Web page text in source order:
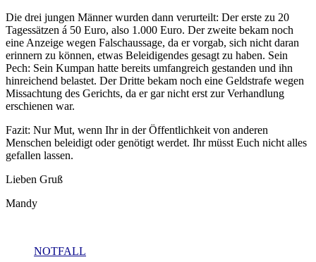
Die drei jungen Männer wurden dann verurteilt: Der erste zu 20
Tagessätzen á 50 Euro, also 1.000 Euro. Der zweite bekam noch
eine Anzeige wegen Falschaussage, da er vorgab, sich nicht daran
erinnern zu können, etwas Beleidigendes gesagt zu haben. Sein
Pech: Sein Kumpan hatte bereits umfangreich gestanden und ihn
hinreichend belastet. Der Dritte bekam noch eine Geldstrafe wegen
Missachtung des Gerichts, da er gar nicht erst zur Verhandlung
erschienen war.
Fazit: Nur Mut, wenn Ihr in der Öffentlichkeit von anderen
Menschen beleidigt oder genötigt werdet. Ihr müsst Euch nicht alles
gefallen lassen.
Lieben Gruß
Mandy
NOTFALL